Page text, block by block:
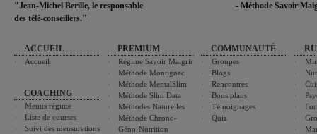
"Jean-Michel Berille, le responsable
des télé-conseillers."
- Méthode Savoir
ACCUEIL
Accueil
COACHING
Menus régime
Liste de courses
Suivi des mensurations
PREMIUM
Régime Savoir Maigrir
Méthode Montignac
Méthode MentalSlim
Méthode Slim Data
Méthodes Naturelles
Méthode Chrono-
Géno-Nutrition
COMMUNAUTÉ
Groupes
Blogs
Rencontres
Bons plans
Témoignages
Quiz